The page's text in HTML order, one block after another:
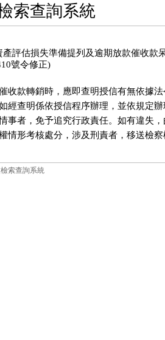
索查詢系統
產評估損失準備提列及逾期放款催收款
號令修正)
收款轉銷時，應即查明授信有無依據
經查明係依授信程序辦理，並依規定
事者，免予追究行政責任。如有違失
情形考核處分，涉及刑責者，移送檢
索查詢系統